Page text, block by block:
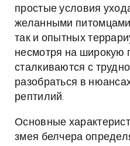
простые условия
желанными питомцами
так и опытных
несмотря на широкую
сталкиваются с
разобраться в
рептилий.
Основные
змея белчера